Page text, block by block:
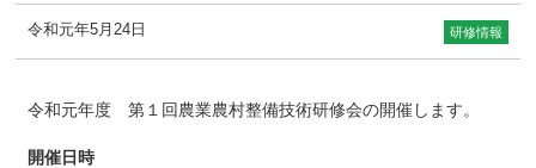
令和元年5月24日 研修情報
令和元年度 第１回農業農村整備技術研修会の開催します。
開催日時